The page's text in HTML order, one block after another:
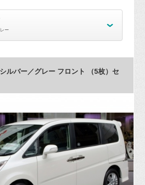
ー
ルバー／グレー フロント （5枚）セ